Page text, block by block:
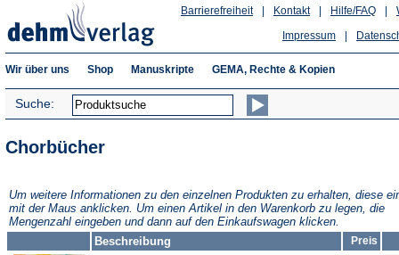
Hilfe/FAQ
Kontakt
Barrierefreiheit
Impressum
Wir über uns Shop Manuskripte GEMA, Rechte & Kopien
Suche:
Chorbücher
Um weitere Informationen zu den einzelnen Produkten zu erhalten, diese
mit der Maus anklicken. Um einen Artikel in den Warenkorb zu legen, die
Mengenzahl eingeben und dann auf den Einkaufswagen klicken.
Beschreibung
Preis